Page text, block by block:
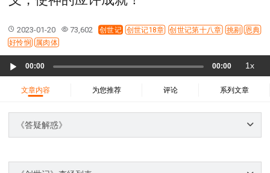
37 哈该书
38 撒迦利亚书
39 玛拉基书
40 马太福音
41 马可福音
42 路加福音
43 约翰福音
46 哥林多前书
47 哥林多后书
48 加拉太书
52 帖撒罗尼迦前书
57 腓利门书
58 希伯来书 59 雅各书
60 彼得前书
2023-01-20 73,602 创世记 创世记18章 创世记第十八章 挑剔 恩典
好怜悯 属肉体
Player
00:00 00:00 1x
文章内容 为您推荐 评论 系列文章
《答疑解惑》